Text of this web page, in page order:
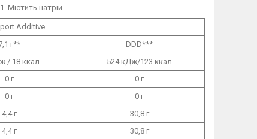
Містить натрій.
Additive
г**
DDD***
/ 18 ккал
524 кДж/123 ккал
0 г
0 г
0 г
0 г
4,4 г
30,8 г
4,4 г
30,8 г